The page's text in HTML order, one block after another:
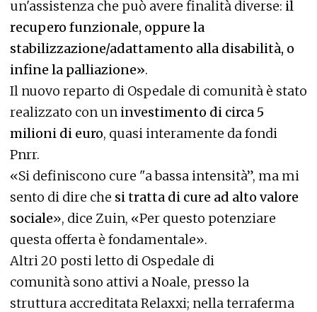
un'assistenza che può avere finalità diverse: il
recupero funzionale, oppure la
stabilizzazione/adattamento alla disabilità, o
infine la palliazione».
Il nuovo reparto di Ospedale di comunità è stato
realizzato con un investimento di circa 5
milioni di euro, quasi interamente da fondi
Pnrr.
«Si definiscono cure "a bassa intensità”, ma mi
sento di dire che si tratta di cure ad alto valore
sociale», dice Zuin, «Per questo potenziare
questa offerta è fondamentale».
Altri 20 posti letto di Ospedale di
comunità sono attivi a Noale, presso la
struttura accreditata Relaxxi; nella terraferma